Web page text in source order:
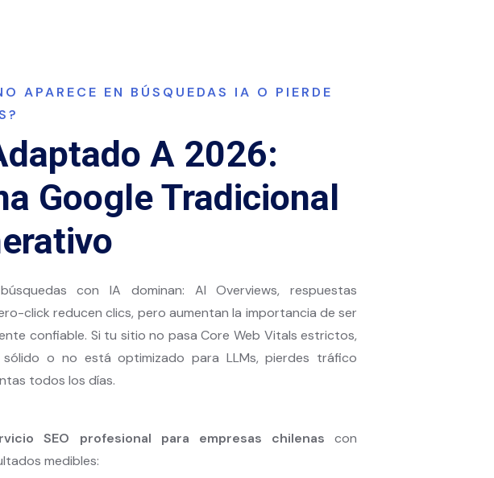
APARECE EN BÚSQUEDAS IA O PIERDE
A 2026:
Google Tradicional
con IA dominan: AI Overviews, respuestas
click reducen clics, pero aumentan la importancia de ser
confiable. Si tu sitio no pasa Core Web Vitals estrictos,
sólido o no está optimizado para LLMs, pierdes tráfico
todos los días.
SEO profesional para empresas chilenas con
medibles: